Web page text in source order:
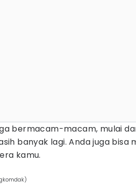
bermacam-macam, mulai
banyak lagi. Anda juga bisa
kamu.